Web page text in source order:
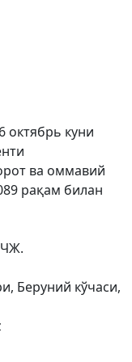
октябрь куни
ва оммавий
рақам билан
Беруний кўчаси,